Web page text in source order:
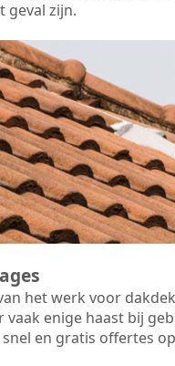
geval zijn.
het werk voor
vaak enige haast bij
en gratis offertes